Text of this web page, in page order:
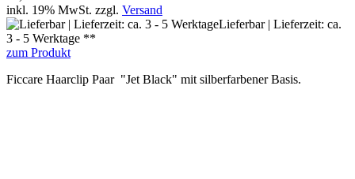
inkl. 19% MwSt. zzgl. Versand
Lieferbar | Lieferzeit: ca.
3 - 5 Werktage **
zum Produkt
Ficcare Haarclip Paar "Jet Black" mit silberfarbener Basis.